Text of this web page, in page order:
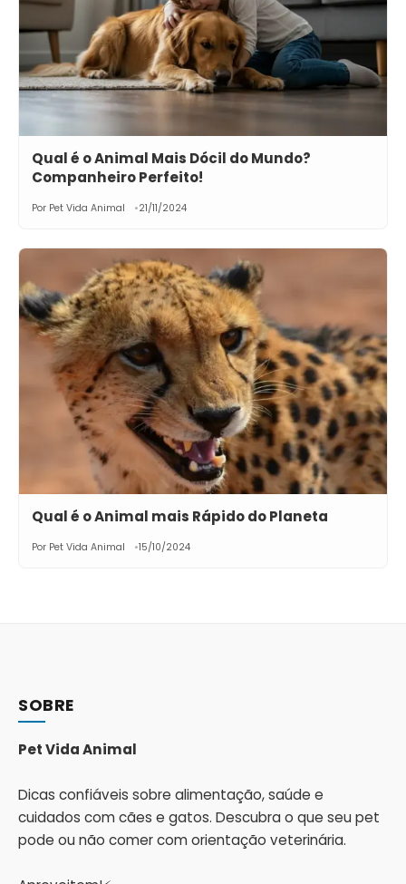
Qual é o Animal Mais Dócil do Mundo?
Companheiro Perfeito!
Por Pet Vida Animal 21/11/2024
Qual é o Animal mais Rápido do Planeta
Por Pet Vida Animal 15/10/2024
SOBRE
Pet Vida Animal
Dicas confiáveis sobre alimentação, saúde e
cuidados com cães e gatos. Descubra o que seu pet
pode ou não comer com orientação veterinária.